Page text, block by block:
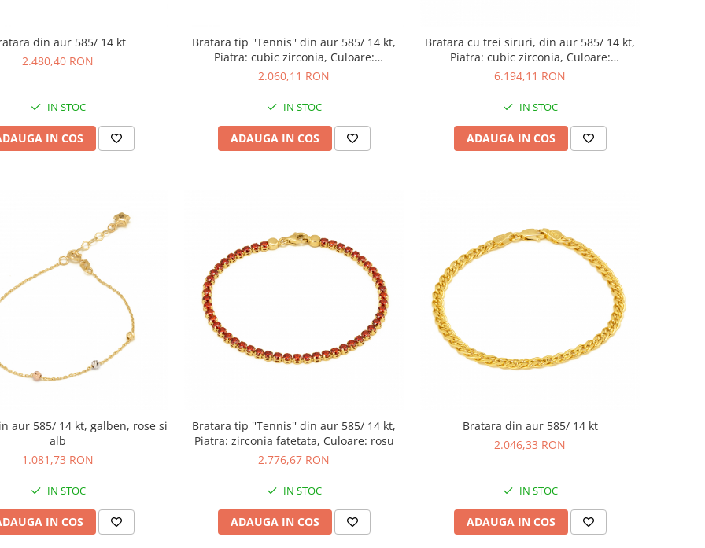
din aur 585/ 14 kt
2.480,40 RON
IN STOC
IN COS
Bratara tip ''Tennis'' din aur 585/ 14 kt,
Piatra: cubic zirconia, Culoare:
transparenta
2.060,11 RON
IN STOC
ADAUGA IN COS
Bratara cu trei siruri, din aur 585/ 14 kt,
Piatra: cubic zirconia, Culoare:
transparenta
6.194,11 RON
IN STOC
ADAUGA IN COS
aur 585/ 14 kt, galben, rose si
alb
1.081,73 RON
IN STOC
IN COS
Bratara tip ''Tennis'' din aur 585/ 14 kt,
Piatra: zirconia fatetata, Culoare: rosu
2.776,67 RON
IN STOC
ADAUGA IN COS
Bratara din aur 585/ 14 kt
2.046,33 RON
IN STOC
ADAUGA IN COS